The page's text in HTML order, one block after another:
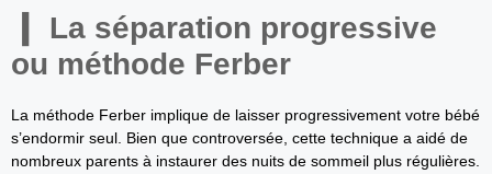
La séparation progressive
ou méthode Ferber
La méthode Ferber implique de laisser progressivement votre bébé
s’endormir seul. Bien que controversée, cette technique a aidé de
nombreux parents à instaurer des nuits de sommeil plus régulières.